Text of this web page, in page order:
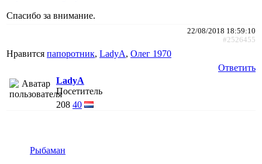
Спасибо за внимание.
22/08/2018 18:59:10
#2526455
Нравится папоротник, LadyA, Олег 1970
Ответить
LadyA
Посетитель
208 40
Рыбаман